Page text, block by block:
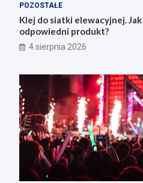
POZOSTAŁE
Klej do siatki elewacyjnej.
odpowiedni produkt?
4 sierpnia 2026